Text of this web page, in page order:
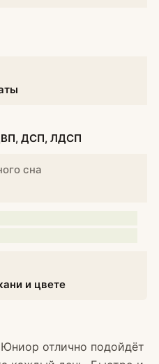
ДСП, ЛДСП
сна
и цвете
отлично подойдёт